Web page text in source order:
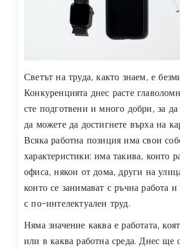
Светът на труда, както знаем, е
Конкуренцията днес расте
сте подготвени и много добри, за
да можете да достигнете върха на
Всяка работна позиция има свои
характеристики: има такива, които
офиса, някои от дома, други на
които се занимават с ръчна работа
с по-интелектуален труд.
Няма значение каква е работата,
или в каква работна среда. Днес ще